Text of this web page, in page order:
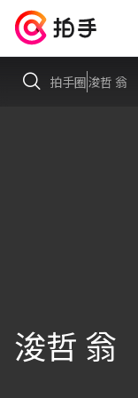
拍手圈浚哲 翁
浚哲 翁